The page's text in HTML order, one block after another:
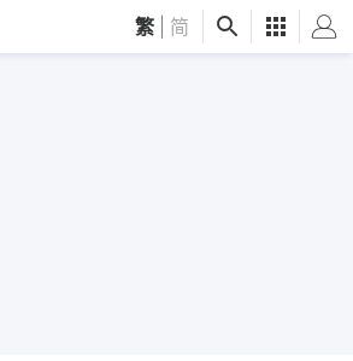
繁 简